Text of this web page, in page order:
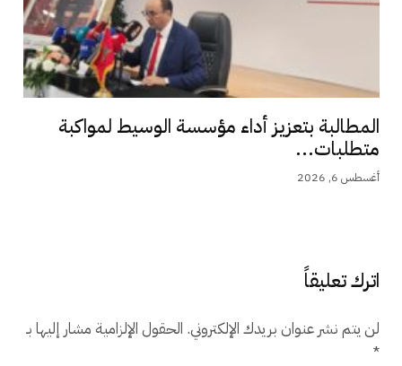
المطالبة بتعزيز أداء مؤسسة الوسيط لمواكبة
متطلبات...
أغسطس 6, 2026
اترك تعليقاً
لن يتم نشر عنوان بريدك الإلكتروني. الحقول الإلزامية مشار إليها بـ
*